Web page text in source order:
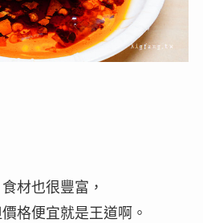
材也很豐富，
格便宜就是王道啊。